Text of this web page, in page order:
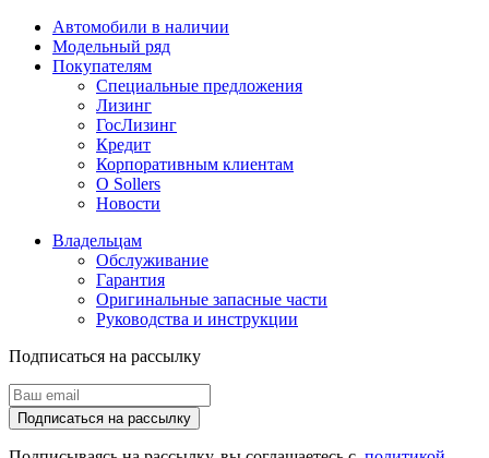
Автомобили в наличии
Модельный ряд
Покупателям
Специальные предложения
Лизинг
ГосЛизинг
Кредит
Корпоративным клиентам
О Sollers
Новости
Владельцам
Обслуживание
Гарантия
Оригинальные запасные части
Руководства и инструкции
Подписаться на рассылку
Подписаться на рассылку